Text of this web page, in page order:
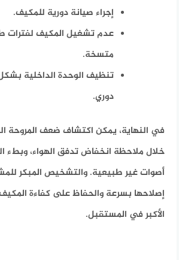
إجراء صيانة دورية للمكيف.
عدم تشغيل المكيف لفترات
متسخة.
تنظيف الوحدة الداخلية
دوري.
في النهاية، يمكن اكتشاف ضعف المروحة
خلال ملاحظة انخفاض تدفق الهواء، وبطء
أصوات غير طبيعية. والتشخيص المبكر
إصلاحها بسرعة والحفاظ على كفاءة
الأكبر في المستقبل.